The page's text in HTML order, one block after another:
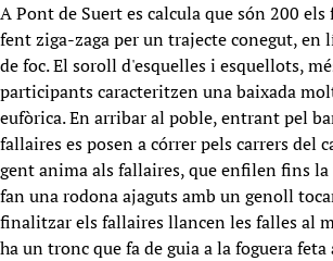
A Pont de Suert es calcula que són 200
fent ziga-zaga per un trajecte conegut, en
de foc. El soroll d'esquelles i esquellots,
participants caracteritzen una baixada
eufòrica. En arribar al poble, entrant pel
fallaires es posen a córrer pels carrers del
gent anima als fallaires, que enfilen fins la
fan una rodona ajaguts amb un genoll
finalitzar els fallaires llancen les falles al
ha un tronc que fa de guia a la foguera